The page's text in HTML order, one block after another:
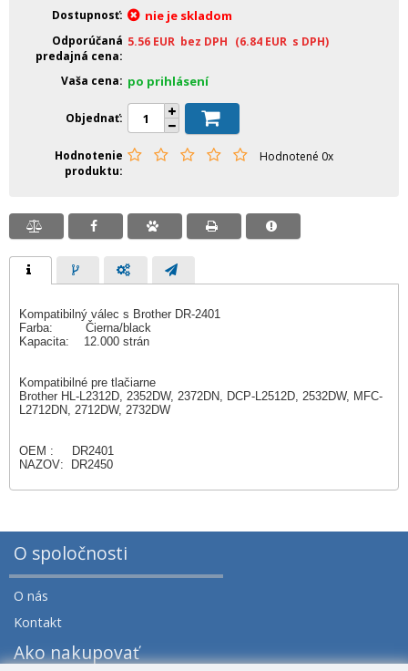
Dostupnosť
nie je skladom
Odporúčaná
predajná cena
5.56 EUR bez DPH (6.84 EUR s DPH)
Vaša cena po prihlásení
Objednať
Hodnotenie
produktu
Hodnotené 0x
Kompatibilný válec s Brother DR-2401
Farba: Čierna/black
Kapacita: 12.000 strán
Kompatibilné pre tlačiarne
Brother HL-L2312D, 2352DW, 2372DN, DCP-L2512D, 2532DW, MFC-
L2712DN, 2712DW, 2732DW
OEM : DR2401
NAZOV: DR2450
O spoločnosti
O nás
Kontakt
Ako nakupovať